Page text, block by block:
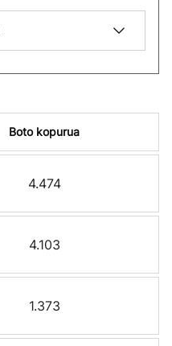
Boto kopurua
4.474
4.103
1.373